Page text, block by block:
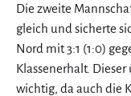
Die zweite
gleich und sicherte
Nord mit 3:1 (1:0)
Klassenerhalt.
wichtig, da auch die